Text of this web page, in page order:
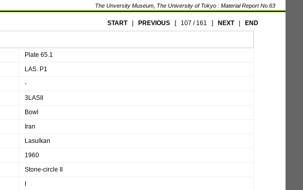
The Unversity Museum, The University of Tokyo : Material Report No.63
START| PREVIOUS[ 107 / 161 ] NEXT| END
Plate 65.1
LAS. P1
‐
3LASII
Bowl
Iran
Lasulkan
1960
Stone-circle II